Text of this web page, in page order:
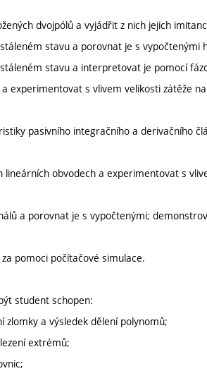
dvojpólů a vyjádřit z nich jejich
stavu a porovnat je s vypočtenými
stavu a interpretovat je pomocí
experimentovat s vlivem velikosti zátěže
pasivního integračního a derivačního
obvodech a experimentovat s
a porovnat je s vypočtenými;
pomoci počítačové simulace.
student schopen:
a výsledek dělení polynomů;
extrémů;